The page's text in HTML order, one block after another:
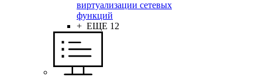
виртуализации сетевых
функций
+ ЕЩЕ 12